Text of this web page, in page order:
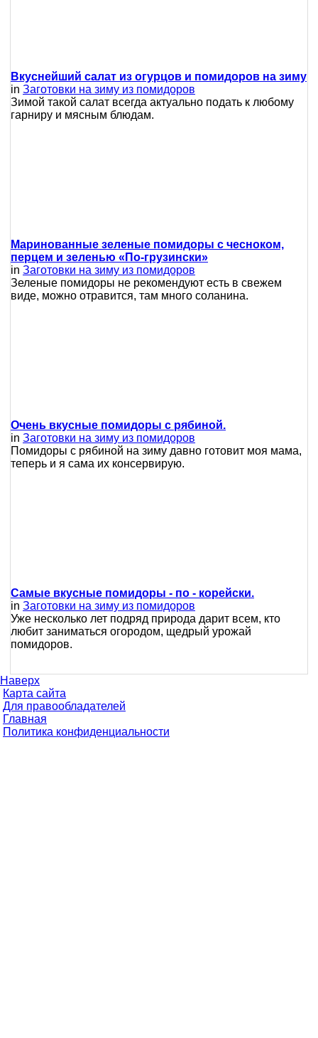
Вкуснейший салат из огурцов и помидоров на зиму
in Заготовки на зиму из помидоров
Зимой такой салат всегда актуально подать к любому
гарниру и мясным блюдам.
Маринованные зеленые помидоры с чесноком,
перцем и зеленью «По-грузински»
in Заготовки на зиму из помидоров
Зеленые помидоры не рекомендуют есть в свежем
виде, можно отравится, там много соланина.
Очень вкусные помидоры с рябиной.
in Заготовки на зиму из помидоров
Помидоры с рябиной на зиму давно готовит моя мама,
теперь и я сама их консервирую.
Самые вкусные помидоры - по - корейски.
in Заготовки на зиму из помидоров
Уже несколько лет подряд природа дарит всем, кто
любит заниматься огородом, щедрый урожай
помидоров.
Наверх
Карта сайта
Для правообладателей
Главная
Политика конфиденциальности